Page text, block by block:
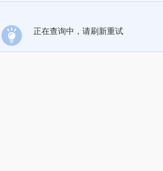
正在查询中，请刷新重试